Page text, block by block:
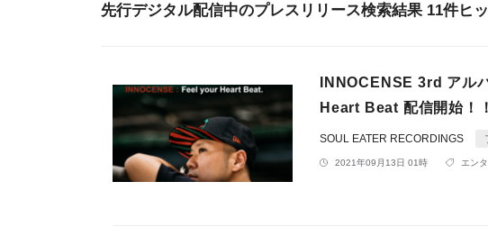
先行デジタル配信中のプレスリリース検索結果 11件ヒ
INNOCENSE 3rd ア
Heart Beat 配信開始！！
SOUL EATER RECORDINGS
2021年09月13日 01時 エン